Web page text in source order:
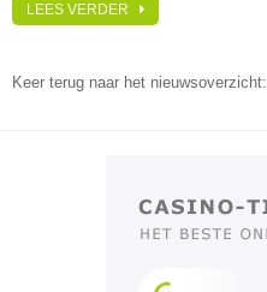
LEES VERDER
Keer terug naar het nieuwsoverzicht: